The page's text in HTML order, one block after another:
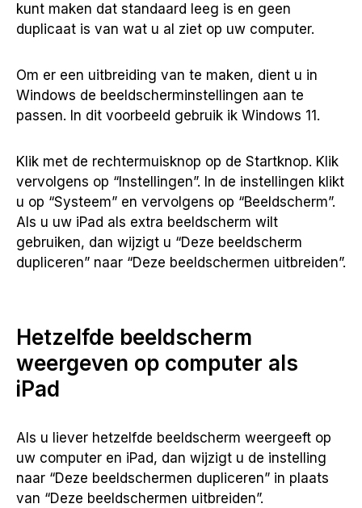
kunt maken dat standaard leeg is en geen
duplicaat is van wat u al ziet op uw computer.
Om er een uitbreiding van te maken, dient u in
Windows de beeldscherminstellingen aan te
passen. In dit voorbeeld gebruik ik Windows 11.
Klik met de rechtermuisknop op de Startknop. Klik
vervolgens op “Instellingen”. In de instellingen klikt
u op “Systeem” en vervolgens op “Beeldscherm”.
Als u uw iPad als extra beeldscherm wilt
gebruiken, dan wijzigt u “Deze beeldscherm
dupliceren” naar “Deze beeldschermen uitbreiden”.
Hetzelfde beeldscherm
weergeven op computer als
iPad
Als u liever hetzelfde beeldscherm weergeeft op
uw computer en iPad, dan wijzigt u de instelling
naar “Deze beeldschermen dupliceren” in plaats
van “Deze beeldschermen uitbreiden”.